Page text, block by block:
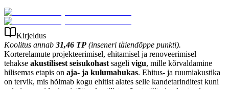
Kirjeldus
Koolitus annab 31,46 TP (inseneri täiendõppe punkti).
Korterelamute projekteerimisel, ehitamisel ja renoveerimisel
tehakse akustilisest seisukohast sageli vigu, mille kõrvaldamine
hilisemas etapis on aja- ja kulumahukas. Ehitus- ja ruumiakustika
on tervik, mis hõlmab kogu ehitist alates selle kandetarinditest kuni